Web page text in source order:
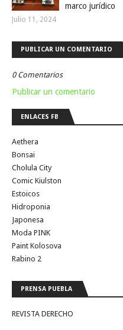
marco jurídico
Julio 11, 2024
PUBLICAR UN COMENTARIO
0 Comentarios
Publicar un comentario
ENLACES FB
Aethera
Bonsai
Cholula City
Comic Kiulston
Estoicos
Hidroponia
Japonesa
Moda PINK
Paint Kolosova
Rabino 2
PRENSA PUEBLA
REVISTA DERECHO